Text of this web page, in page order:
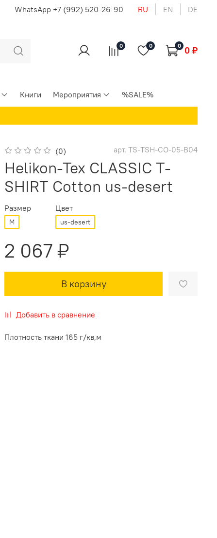
WhatsApp +7 (992) 520-26-90 RU EN DE
0 0 0 0 ₽
Книги Мероприятия %SALE%
(0) арт. TS-TSH-CO-05-B04
Helikon-Tex CLASSIC T-
SHIRT Cotton us-desert
Размер
M
Цвет
us-desert
2 067 ₽
В корзину
Добавить в сравнение
Плотность ткани 165 г/кв,м